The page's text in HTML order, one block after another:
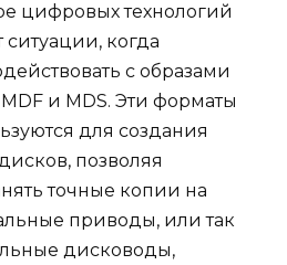
цифровых технологий
когда
с образами
и MDS. Эти форматы
для создания
позволяя
точные копии на
приводы, или так
дисководы,